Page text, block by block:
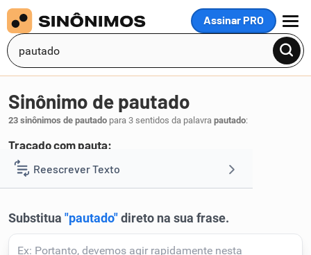
Assinar PRO
MENU
Reescrever Texto
Corrigir Texto
Sinônimo de pautado
23 sinônimos de pautado para 3 sentidos da palavra pautado:
Traçado com pauta:
1 marcado,traçado tracejado